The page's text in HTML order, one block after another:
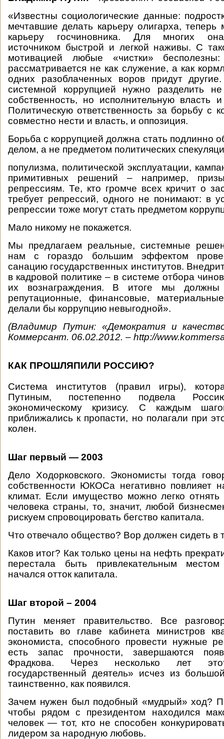
«Известны социологические данные:
мечтавшие делать карьеру олигарха,
карьеру госчиновника. Для многих она
источником быстрой и легкой наживы. С
мотивацией любые «чистки»
рассматривается не как служение, а как
одних разоблаченных воров придут
системной коррупцией нужно разделить
собственность, но исполнительную власть
Политическую ответственность за борьбу с
совместно нести и власть, и оппозиция.
Борьба с коррупцией должна стать подлинно
делом, а не предметом политических
популизма, политической эксплуатации,
примитивных решений – например,
репрессиям. Те, кто громче всех кричит о
требует репрессий, одного не понимают: в
репрессии тоже могут стать предметом
Мало никому не покажется.
Мы предлагаем реальные, системные
нам с гораздо большим эффектом
санацию государственных институтов.
в кадровой политике – в системе отбора
их вознаграждения. В итоге мы должны
репутационные, финансовые,
делали бы коррупцию невыгодной».
(Владимир Путин: «Демократия и
Коммерсант. 06.02.2012. – http://
КАК ПРОШЛЯПИЛИ РОССИЮ?
Система институтов (правил игры),
Путиным, постепенно подвела
экономическому кризису. С каждым
приближались к пропасти, но полагали при
колен.
Шаг первый — 2003
Дело Ходорковского. Экономисты тогда
собственности ЮКОСа негативно повлияет
климат. Если имущество можно легко отнять
человека страны, то, значит, любой
рискуем спровоцировать бегство капитала.
Что отвечало общество? Вор должен сидеть в
Каков итог? Как только цены на нефть
перестала быть привлекательным
начался отток капитала.
Шаг второй – 2004
Путин меняет правительство. Все
поставить во главе кабинета министров
экономиста, способного провести нужные
есть запас прочности, завершаются
Фрадкова. Через несколько лет
государственный деятель» исчез из
таинственно, как появился.
Зачем нужен был подобный «мудрый» ход?
чтобы рядом с президентом находился
человек — тот, кто не способен
лидером за народную любовь.